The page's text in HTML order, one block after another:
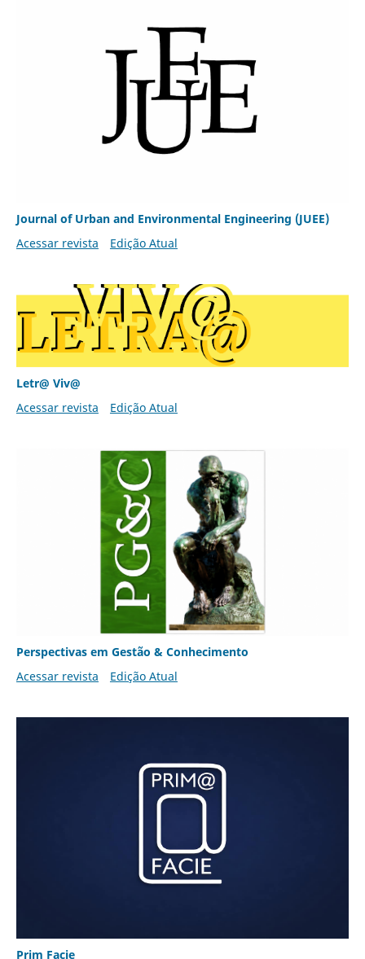
Journal of Urban and Environmental Engineering (JUEE)
Acessar revista
Edição Atual
Letr@ Viv@
Acessar revista
Edição Atual
Perspectivas em Gestão & Conhecimento
Acessar revista
Edição Atual
Prim Facie